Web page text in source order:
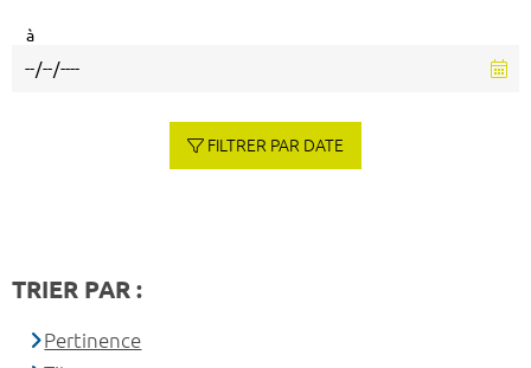
à
FILTRER PAR DATE
TRIER PAR :
Pertinence